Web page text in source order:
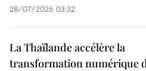
28/07/2026 03:32
La Thaïlande accélère la
transformation numérique